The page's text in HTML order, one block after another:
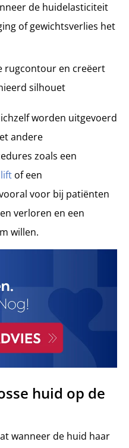
de huidelasticiteit
of gewichtsverlies het
rugcontour en creëert
silhouet
worden uitgevoerd
andere
zoals een
of een
voor bij patiënten
verloren en een
willen.
huid op de
wanneer de huid haar